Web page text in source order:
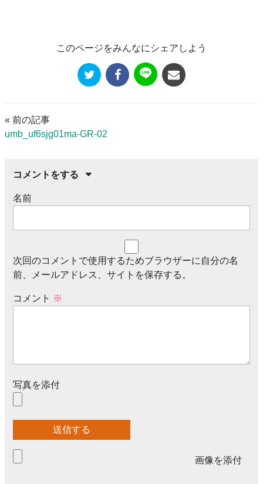
このページをみんなにシェアしよう
« 前の記事
umb_uf6sjg01ma-GR-02
コメントをする
名前
次回のコメントで使用するためブラウザーに自分の名
前、メールアドレス、サイトを保存する。
コメント ※
写真を添付
画像を添付